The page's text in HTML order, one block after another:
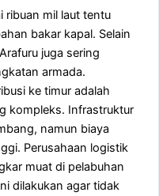
ribuan mil laut tentu
bakar kapal. Selain
juga sering
armada.
ke timur adalah
kompleks. Infrastruktur
namun biaya
Perusahaan logistik
muat di pelabuhan
dilakukan agar tidak